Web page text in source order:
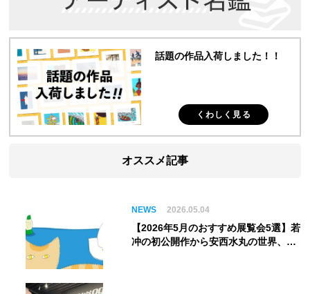
話題の作品入荷しました！！
くわしく見る
オススメ記事
NEWS 2026.05.04
【2026年5月のおすすめ展覧会5選】若
冲の初公開作から安西水丸の世界、そ